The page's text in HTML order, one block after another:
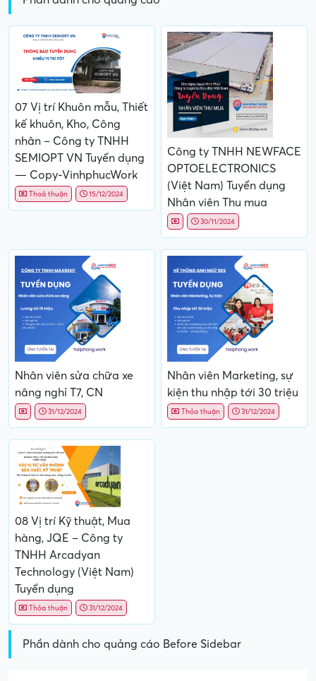
07 Vị trí Khuôn mẫu, Thiết
kế khuôn, Kho, Công
nhân – Công ty TNHH
SEMIOPT VN Tuyển dụng
— Copy-VinhphucWork
Thoả thuận 15/12/2024
Công ty TNHH NEWFACE
OPTOELECTRONICS
(Việt Nam) Tuyển dụng
Nhân viên Thu mua
30/11/2024
Nhân viên sửa chữa xe
nâng nghỉ T7, CN
31/12/2024
Nhân viên Marketing, sự
kiện thu nhập tới 30 triệu
Thỏa thuận 31/12/2024
08 Vị trí Kỹ thuật, Mua
hàng, JQE – Công ty
TNHH Arcadyan
Technology (Việt Nam)
Tuyển dụng
Thỏa thuận 31/12/2024
Phần dành cho quảng cáo Before Sidebar